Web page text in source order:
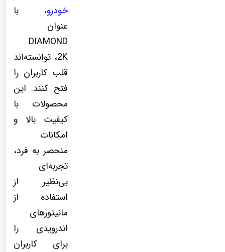
خودرو، با
عنوان
DIAMOND
2K، توانسته‌اند
قلب کاربران را
فتح کنند. این
محصولات با
کیفیت بالا و
امکانات
منحصر به فرد،
تجربه‌ای
بی‌نظیر از
استفاده از
مانیتورهای
اندرویدی را
برای کاربران